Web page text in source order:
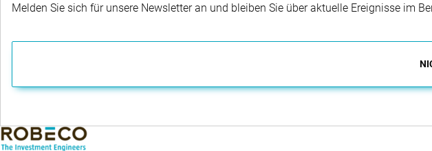
Melden Sie sich für unsere Newsletter an und bleiben Sie über aktuelle Ereignisse im